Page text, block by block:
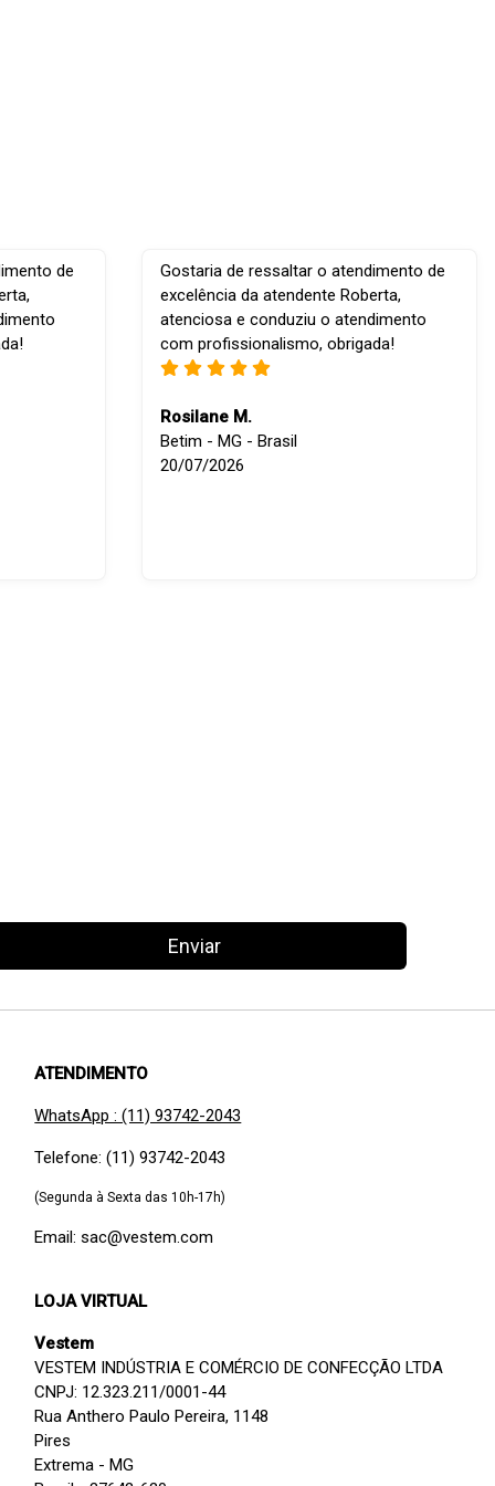
de
Gostaria de ressaltar o atendimento de
excelência da atendente Roberta,
atenciosa e conduziu o atendimento
com profissionalismo, obrigada!
Rosilane M.
Betim - MG - Brasil
20/07/2026
Enviar
ATENDIMENTO
WhatsApp : (11) 93742-2043
Telefone: (11) 93742-2043
(Segunda à Sexta das 10h-17h)
Email: sac@vestem.com
LOJA VIRTUAL
Vestem
VESTEM INDÚSTRIA E COMÉRCIO DE CONFECÇÃO LTDA
CNPJ: 12.323.211/0001-44
Rua Anthero Paulo Pereira, 1148
Pires
Extrema - MG